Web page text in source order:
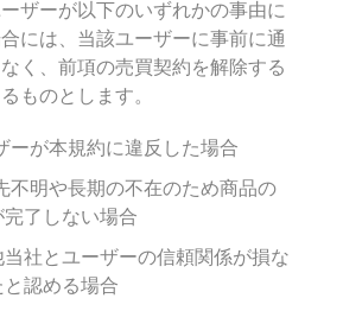
ザーが以下のいずれかの事由に
には、当該ユーザーに事前に通
く、前項の売買契約を解除する
ものとします。
ーが本規約に違反した場合
不明や長期の不在のため商品の
完了しない場合
当社とユーザーの信頼関係が損な
認める場合